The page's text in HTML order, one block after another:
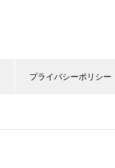
プライバシーポリシー